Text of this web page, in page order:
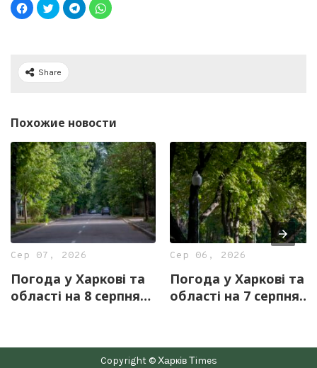
Share
Похожие новости
Сер 07, 2026
Погода у Харкові та
області на 8 серпня
Сер 06, 2026
Погода у Харкові та
області на 7 серпня
Copyright © Харків Тimes